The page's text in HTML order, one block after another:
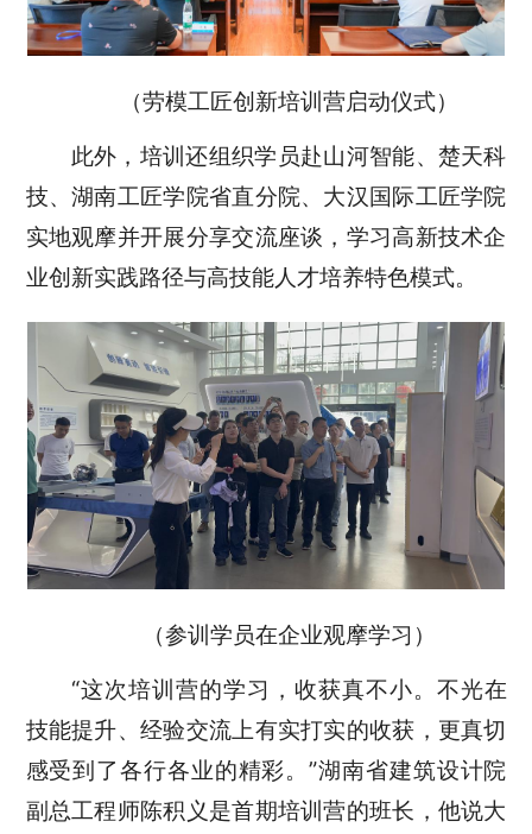
（劳模工匠创新培训营启动仪式）
此外，培训还组织学员赴山河智能、楚天科
技、湖南工匠学院省直分院、大汉国际工匠学院
实地观摩并开展分享交流座谈，学习高新技术企
业创新实践路径与高技能人才培养特色模式。
（参训学员在企业观摩学习）
“这次培训营的学习，收获真不小。不光在
技能提升、经验交流上有实打实的收获，更真切
感受到了各行各业的精彩。”湖南省建筑设计院
副总工程师陈积义是首期培训营的班长，他说大